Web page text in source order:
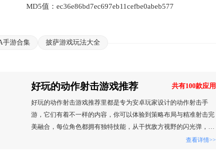
MD5值： ec36e86bd7ec697eb11cefbe0abeb577
手游合集 披萨游戏玩法大全
好玩的动作射击游戏推荐 共有100款应用
好玩的动作射击游戏推荐里都是专为安卓玩家设计的动作射击手
游，它们有着不一样的内容，你可以体验到策略布局与精准射击完
美融合，每位角色都拥有独特技能，从干扰敌方视野的闪光弹，到
瞬间位移改变战局，丰富技能为对战增添无限变数，玩家需在枪林
查看详情>>